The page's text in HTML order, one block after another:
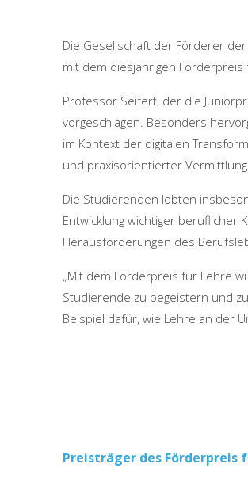
Die Gesellschaft der Förderer
mit dem diesjährigen Förderpreis
Professor Seifert, der die
vorgeschlagen. Besonders
im Kontext der digitalen
und praxisorientierter
Die Studierenden lobten
Entwicklung wichtiger beruflicher
Herausforderungen des
„Mit dem Förderpreis für Lehre
Studierende zu begeistern und
Beispiel dafür, wie Lehre an der
Preisträger des Förderpreis